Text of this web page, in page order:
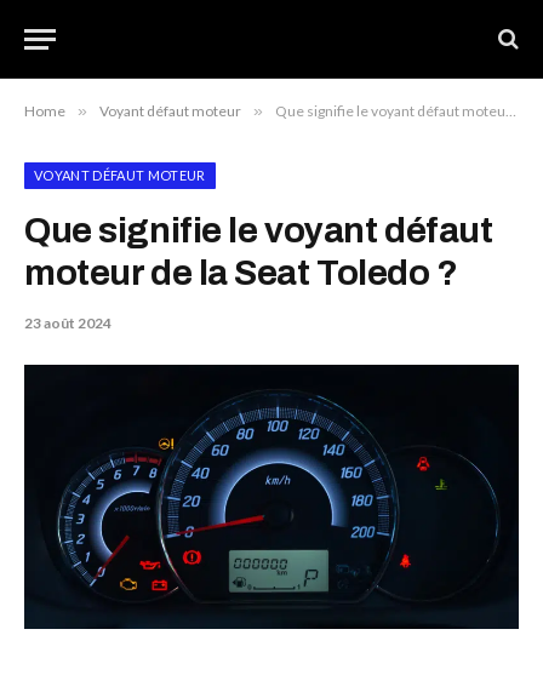
Home » Voyant défaut moteur » Que signifie le voyant défaut moteur de la Seat Toledo ?
VOYANT DÉFAUT MOTEUR
Que signifie le voyant défaut
moteur de la Seat Toledo ?
23 août 2024